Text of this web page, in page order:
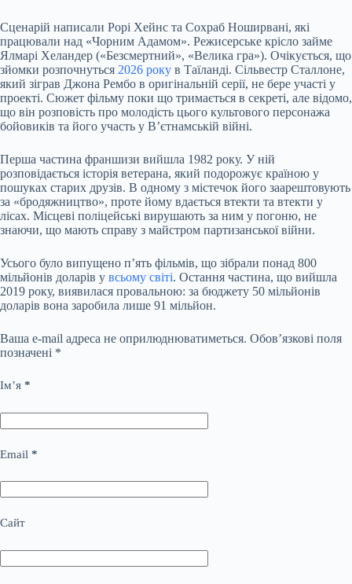
Сценарій написали Рорі Хейнс та Сохраб Ноширвані, які
працювали над «Чорним Адамом». Режисерське крісло займе
Ялмарі Хеландер («Безсмертний», «Велика гра»). Очікується, що
зйомки розпочнуться 2026 року в Таїланді. Сільвестр Сталлоне,
який зіграв Джона Рембо в оригінальній серії, не бере участі у
проекті. Сюжет фільму поки що тримається в секреті, але відомо,
що він розповість про молодість цього культового персонажа
бойовиків та його участь у В’єтнамській війні.
Перша частина франшизи вийшла 1982 року. У ній
розповідається історія ветерана, який подорожує країною у
пошуках старих друзів. В одному з містечок його заарештовують
за «бродяжництво», проте йому вдається втекти та втекти у
лісах. Місцеві поліцейські вирушають за ним у погоню, не
знаючи, що мають справу з майстром партизанської війни.
Усього було випущено п’ять фільмів, що зібрали понад 800
мільйонів доларів у всьому світі. Остання частина, що вийшла
2019 року, виявилася провальною: за бюджету 50 мільйонів
доларів вона заробила лише 91 мільйон.
Ваша e-mail адреса не оприлюднюватиметься. Обов’язкові поля
позначені *
Ім’я *
Email *
Сайт